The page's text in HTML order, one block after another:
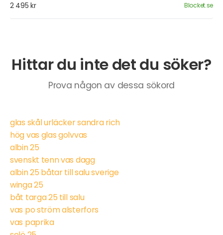
2 495 kr Blocket.se
Hittar du inte det du söker?
Prova någon av dessa sökord
glas skål urläcker sandra rich
hög vas glas golvvas
albin 25
svenskt tenn vas dagg
albin 25 båtar till salu sverige
winga 25
båt targa 25 till salu
vas po ström alsterfors
vas paprika